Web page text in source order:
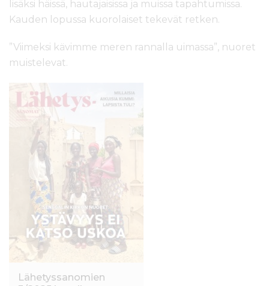
lisäksi häissä, hautajaisissa ja muissa tapahtumissa.
Kauden lopussa kuorolaiset tekevät retken.
”Viimeksi kävimme meren rannalla uimassa”, nuoret
muistelevat.
Lähetyssanomien